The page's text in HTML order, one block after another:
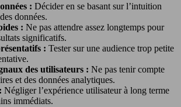
: Décider en se basant sur l’intuition
données.
: Ne pas attendre assez longtemps pour
significatifs.
: Tester sur une audience trop petite
des utilisateurs : Ne pas tenir compte
et des données analytiques.
Négliger l’expérience utilisateur à long terme
immédiats.